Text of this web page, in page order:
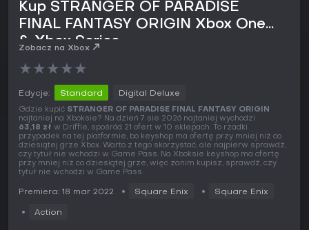
Kup STRANGER OF PARADISE
FINAL FANTASY ORIGIN Xbox One
& Xbox Series
Zobacz na Xbox
★★★★★
Edycje: Standard Digital Deluxe
Gdzie kupić STRANGER OF PARADISE FINAL FANTASY ORIGIN
najtaniej na Xboksie? Na dzień 7 sie 2026 najtaniej wychodzi
63,18 zł w Driffle, spośród 21 ofert w 10 sklepach. To rzadki
przypadek na tej platformie, bo keyshop ma ofertę przy mniej niż co
dziesiątej grze Xbox. Warto z tego skorzystać, ale najpierw sprawdź,
czy tytuł nie wchodzi w Game Pass. Na Xboksie keyshop ma ofertę
przy mniej niż co dziesiątej grze, więc zanim kupisz, sprawdź, czy
tytuł nie wchodzi w Game Pass.
Premiera: 18 mar 2022 Square Enix Square Enix
Action